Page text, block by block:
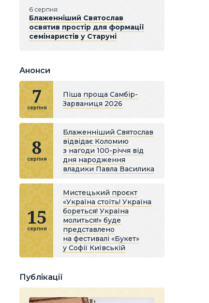
6 серпня
Блаженніший Святослав
освятив простір для формації
семінаристів у Старуні
Анонси
7
серпня
Піша проща Самбір-
Зарваниця 2026
8
серпня
Блаженніший Святослав
відвідає Коломию
з нагоди 100-річчя від
дня народження
владики Павла Василика
15
серпня
Мистецький проєкт
«Україна стоїть! Україна
бореться! Україна
молиться!» буде
представлено
на фестивалі «Букет»
у Софії Київській
Публікації